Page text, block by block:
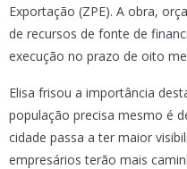
Exportação (ZPE). A obra,
de recursos de fonte de
execução no prazo de oito
Elisa frisou a importância
população precisa mesmo é
cidade passa a ter maior
empresários terão mais